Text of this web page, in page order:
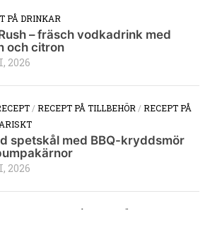
PÅ DRINKAR
– fräsch vodkadrink med
och citron
2026
/RECEPT PÅ TILLBEHÖR /RECEPT PÅ
spetskål med BBQ-kryddsmör
2026